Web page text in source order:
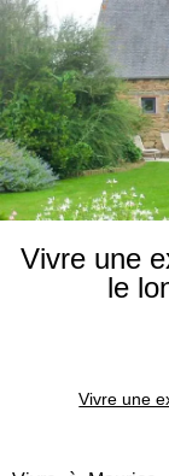
Vivre une
le
Vivre une